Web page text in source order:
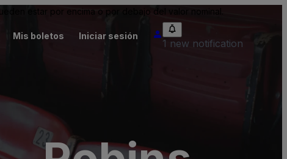
estar por encima o por debajo del valor nominal.
Mis boletos Iniciar sesión
1 new notification